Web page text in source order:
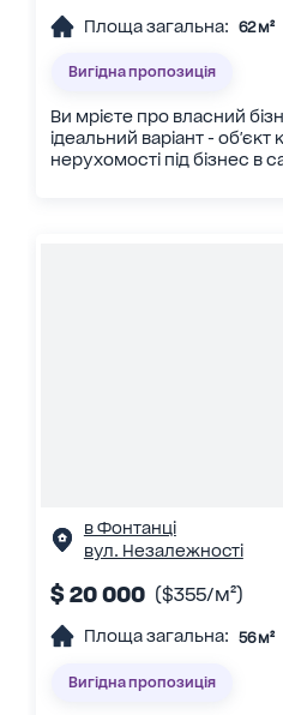
Площа загальна: 62 м²
Вигідна пропозиція
Ви мрієте про власний
ідеальний варіант - об'єкт
нерухомості під бізнес в
в Фонтанці
вул. Незалежності
$ 20 000 ($355/м²)
Площа загальна: 56 м²
Вигідна пропозиція